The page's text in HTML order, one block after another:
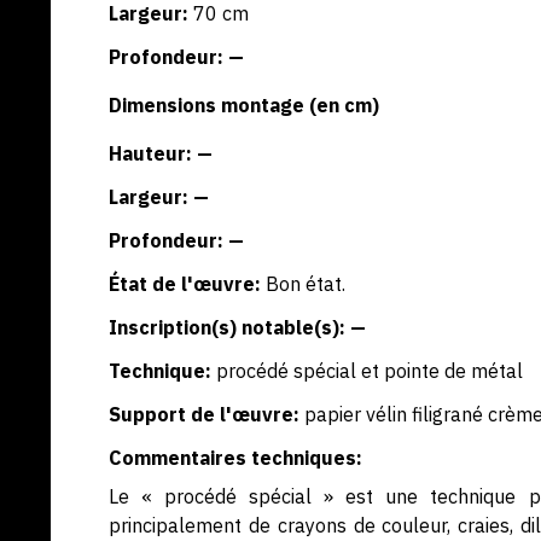
Largeur: 70 cm
Profondeur: —
Dimensions montage (en cm)
Hauteur: —
Largeur: —
Profondeur: —
État de l'œuvre: Bon état.
Inscription(s) notable(s): —
Technique: procédé spécial et pointe de métal
Support de l'œuvre: papier vélin filigrané
Commentaires techniques:
Le « procédé spécial » est une technique
principalement de crayons de couleur, craies,